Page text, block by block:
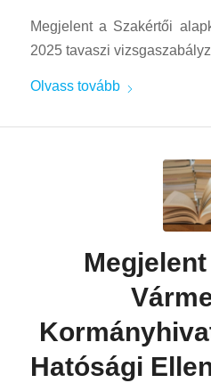
Megjelent a Szakértői
2025 tavaszi
Olvass tovább
Hatósági